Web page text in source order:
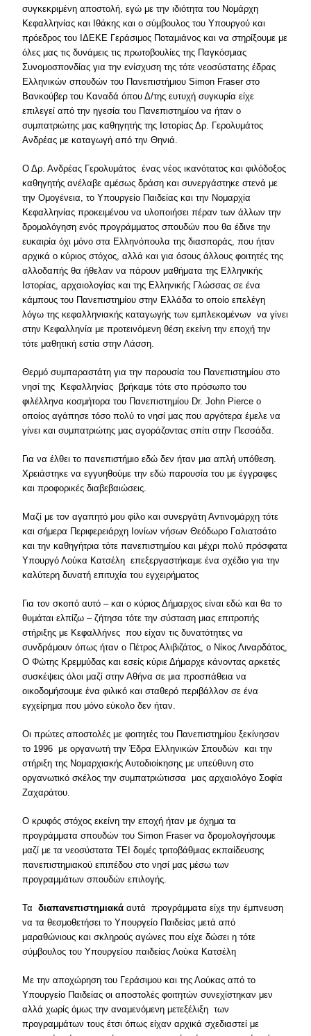
συγκεκριμένη αποστολή, εγώ με την ιδιότητα του Νομάρχη
Κεφαλληνίας και Ιθάκης και ο σύμβουλος του Υπουργού και
πρόεδρος του ΙΔΕΚΕ Γεράσιμος Ποταμιάνος και να στηρίξουμε με
όλες μας τις δυνάμεις τις πρωτοβουλίες της Παγκόσμιας
Συνομοσπονδίας για την ενίσχυση της τότε νεοσύστατης έδρας
Ελληνικών σπουδών του Πανεπιστήμιου Simon Fraser στο
Βανκούβερ του Καναδά όπου Δ/της ευτυχή συγκυρία είχε
επιλεγεί από την ηγεσία του Πανεπιστημίου να ήταν ο
συμπατριώτης μας καθηγητής της Ιστορίας Δρ. Γερολυμάτος
Ανδρέας με καταγωγή από την Θηνιά.
Ο Δρ. Ανδρέας Γερολυμάτος ένας νέος ικανότατος και φιλόδοξος
καθηγητής ανέλαβε αμέσως δράση και συνεργάστηκε στενά με
την Ομογένεια, το Υπουργείο Παιδείας και την Νομαρχία
Κεφαλληνίας προκειμένου να υλοποιήσει πέραν των άλλων την
δρομολόγηση ενός προγράμματος σπουδών που θα έδινε την
ευκαιρία όχι μόνο στα Ελληνόπουλα της διασποράς, που ήταν
αρχικά ο κύριος στόχος, αλλά και για όσους άλλους φοιτητές της
αλλοδαπής θα ήθελαν να πάρουν μαθήματα της Ελληνικής
Ιστορίας, αρχαιολογίας και της Ελληνικής Γλώσσας σε ένα
κάμπους του Πανεπιστημίου στην Ελλάδα το οποίο επελέγη
λόγω της κεφαλληνιακής καταγωγής των εμπλεκομένων να γίνει
στην Κεφαλληνία με προτεινόμενη θέση εκείνη την εποχή την
τότε μαθητική εστία στην Λάσση.
Θερμό συμπαραστάτη για την παρουσία του Πανεπιστημίου στο
νησί της Κεφαλληνίας βρήκαμε τότε στο πρόσωπο του
φιλέλληνα κοσμήτορα του Πανεπιστημίου Dr. John Pierce o
οποίος αγάπησε τόσο πολύ το νησί μας που αργότερα έμελε να
γίνει και συμπατριώτης μας αγοράζοντας σπίτι στην Πεσσάδα.
Για να έλθει το πανεπιστήμιο εδώ δεν ήταν μια απλή υπόθεση.
Χρειάστηκε να εγγυηθούμε την εδώ παρουσία του με έγγραφες
και προφορικές διαβεβαιώσεις.
Μαζί με τον αγαπητό μου φίλο και συνεργάτη Αντινομάρχη τότε
και σήμερα Περιφερειάρχη Ιονίων νήσων Θεόδωρο Γαλιατσάτο
και την καθηγήτρια τότε πανεπιστημίου και μέχρι πολύ πρόσφατα
Υπουργό Λούκα Κατσέλη επεξεργαστήκαμε ένα σχέδιο για την
καλύτερη δυνατή επιτυχία του εγχειρήματος
Για τον σκοπό αυτό – και ο κύριος Δήμαρχος είναι εδώ και θα το
θυμάται ελπίζω – ζήτησα τότε την σύσταση μιας επιτροπής
στήριξης με Κεφαλλήνες που είχαν τις δυνατότητες να
συνδράμουν όπως ήταν ο Πέτρος Αλιβιζάτος, ο Νίκος Λιναρδάτος,
Ο Φώτης Κρεμμύδας και εσείς κύριε Δήμαρχε κάνοντας αρκετές
συσκέψεις όλοι μαζί στην Αθήνα σε μια προσπάθεια να
οικοδομήσουμε ένα φιλικό και σταθερό περιβάλλον σε ένα
εγχείρημα που μόνο εύκολο δεν ήταν.
Οι πρώτες αποστολές με φοιτητές του Πανεπιστημίου ξεκίνησαν
το 1996 με οργανωτή την Έδρα Ελληνικών Σπουδών και την
στήριξη της Νομαρχιακής Αυτοδιοίκησης με υπεύθυνη στο
οργανωτικό σκέλος την συμπατριώτισσα μας αρχαιολόγο Σοφία
Ζαχαράτου.
Ο κρυφός στόχος εκείνη την εποχή ήταν με όχημα τα
προγράμματα σπουδών του Simon Fraser να δρομολογήσουμε
μαζί με τα νεοσύστατα ΤΕΙ δομές τριτοβάθμιας εκπαίδευσης
πανεπιστημιακού επιπέδου στο νησί μας μέσω των
προγραμμάτων σπουδών επιλογής.
Ταδιαπανεπιστημιακά αυτά προγράμματα είχε την έμπνευση
να τα θεσμοθετήσει το Υπουργείο Παιδείας μετά από
μαραθώνιους και σκληρούς αγώνες που είχε δώσει η τότε
σύμβουλος του Υπουργείου παιδείας Λούκα Κατσέλη
Με την αποχώρηση του Γεράσιμου και της Λούκας από το
Υπουργείο Παιδείας οι αποστολές φοιτητών συνεχίστηκαν μεν
αλλά χωρίς όμως την αναμενόμενη μετεξέλιξη των
προγραμμάτων τους έτσι όπως είχαν αρχικά σχεδιαστεί με